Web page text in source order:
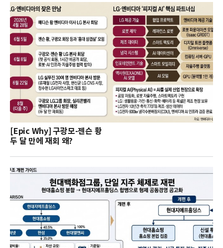
[Epic Why] 구광모-젠슨 황
두 달 만에 재회 왜?